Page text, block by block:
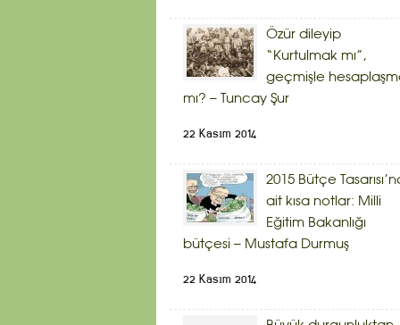
Özür dileyip
“Kurtulmak mı”,
geçmişle
mı? – Tuncay Şur
22 Kasım 2014
2015 Bütçe
ait kısa notlar: Milli
Eğitim Bakanlığı
bütçesi – Mustafa Durmuş
22 Kasım 2014